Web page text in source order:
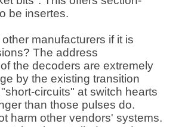
be insertes.
manufacturers if it is
The address
the decoders are extremely
by the existing transition
circuits" at switch hearts
than those pulses do.
harm other vendors' systems.